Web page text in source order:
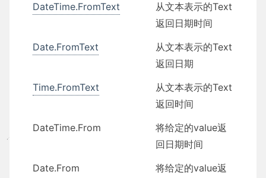
DateTime.FromText
从文本表示的Text
返回日期时间
Date.FromText
从文本表示的Text
返回日期
Time.FromText
从文本表示的Text
返回时间
DateTime.From
将给定的value返
回日期时间
Date.From
将给定的value返